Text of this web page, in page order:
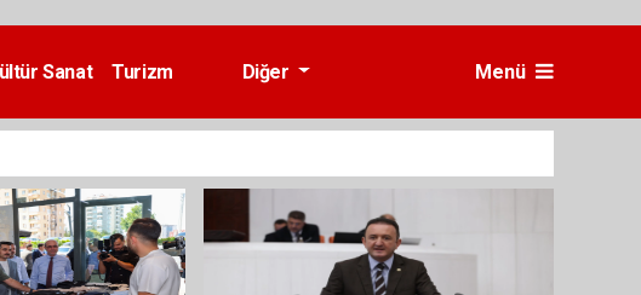
Sanat
Turizm
Diğer Menü